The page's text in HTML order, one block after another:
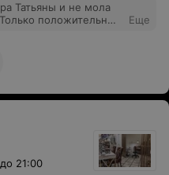
Татьяны и не мола
положительные
И,
подарки. Еще
успехов и
Еще
до 21:00